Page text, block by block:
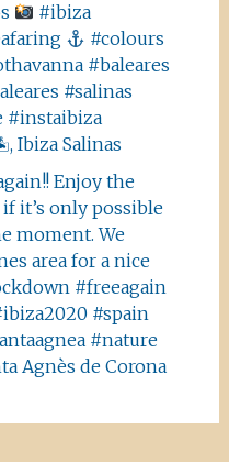
#ibiza
#colours
#baleares
#salinas
#instaibiza
Ibiza Salinas
Enjoy the
it’s only possible
moment. We
area for a nice
#freeagain
#spain
#nature
Agnès de Corona